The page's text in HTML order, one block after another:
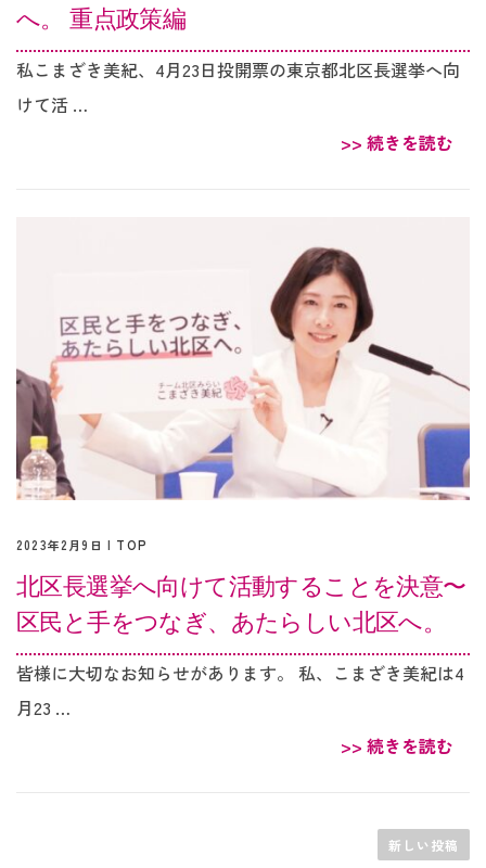
へ。 重点政策編
私こまざき美紀、4月23日投開票の東京都北区長選挙へ向
けて活 …
>> 続きを読む
2023年2月9日 | TOP
北区長選挙へ向けて活動することを決意〜
区民と手をつなぎ、あたらしい北区へ。
皆様に大切なお知らせがあります。 私、こまざき美紀は4
月23 …
>> 続きを読む
新しい投稿